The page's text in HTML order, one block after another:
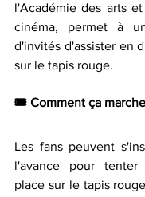
l'Académie des arts
cinéma, permet à
d'invités d'assister en
sur le tapis rouge.
🎟️ Comment ça marche
Les fans peuvent
l'avance pour
place sur le tapis